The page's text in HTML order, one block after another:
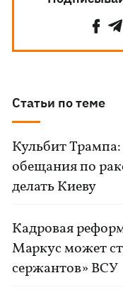
Статьи по теме
Кульбит
обещания по
делать Киеву
Кадровая
Маркус может
сержантов» ВСУ